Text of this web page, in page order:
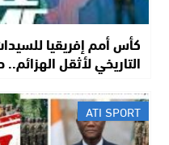
التاريخي لأثقل
ATI SPORT